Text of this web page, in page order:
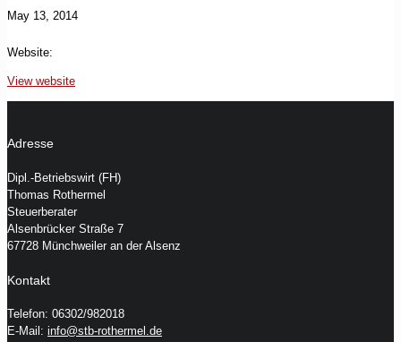
May 13, 2014
Website:
View website
Adresse
Dipl.-Betriebswirt (FH)
Thomas Rothermel
Steuerberater
Alsenbrücker Straße 7
67728 Münchweiler an der Alsenz
Kontakt
Telefon: 06302/982018
E-Mail: info@stb-rothermel.de